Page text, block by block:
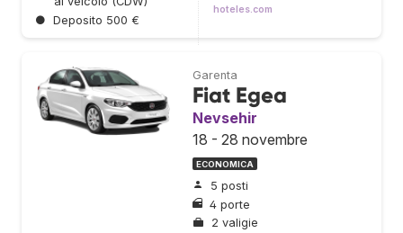
● Deposito 500 €
hoteles.com
Garenta
Fiat Egea
Nevsehir
18 - 28 novembre
ECONOMICA
5 posti
4 porte
2 valigie